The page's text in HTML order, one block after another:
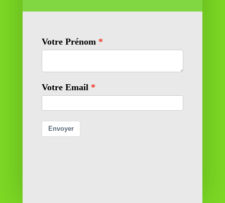
maison. Nous offrons des solutions personnalisées pour
vous aider à réussir.
SOMMAIRE DU SITE
Adresse